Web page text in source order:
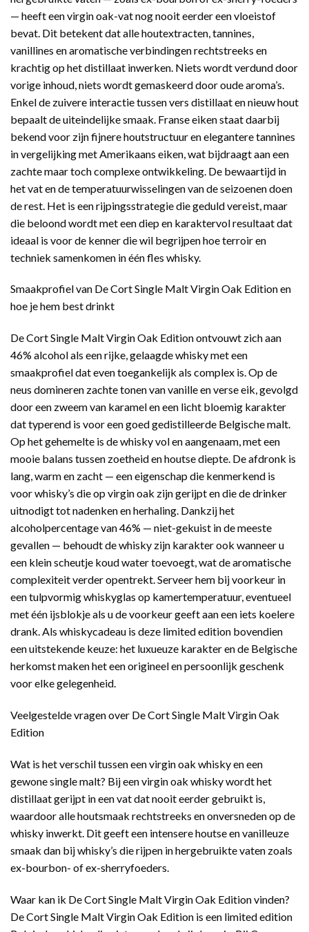
— heeft een virgin oak-vat nog nooit eerder een vloeistof
bevat. Dit betekent dat alle houtextracten, tannines,
vanillines en aromatische verbindingen rechtstreeks en
krachtig op het distillaat inwerken. Niets wordt verdund door
vorige inhoud, niets wordt gemaskeerd door oude aroma’s.
Enkel de zuivere interactie tussen vers distillaat en nieuw hout
bepaalt de uiteindelijke smaak. Franse eiken staat daarbij
bekend voor zijn fijnere houtstructuur en elegantere tannines
in vergelijking met Amerikaans eiken, wat bijdraagt aan een
zachte maar toch complexe ontwikkeling. De bewaartijd in
het vat en de temperatuurwisselingen van de seizoenen doen
de rest. Het is een rijpingsstrategie die geduld vereist, maar
die beloond wordt met een diep en karaktervol resultaat dat
ideaal is voor de kenner die wil begrijpen hoe terroir en
techniek samenkomen in één fles whisky.
Smaakprofiel van De Cort Single Malt Virgin Oak Edition en
hoe je hem best drinkt
De Cort Single Malt Virgin Oak Edition ontvouwt zich aan
46% alcohol als een rijke, gelaagde whisky met een
smaakprofiel dat even toegankelijk als complex is. Op de
neus domineren zachte tonen van vanille en verse eik, gevolgd
door een zweem van karamel en een licht bloemig karakter
dat typerend is voor een goed gedistilleerde Belgische malt.
Op het gehemelte is de whisky vol en aangenaam, met een
mooie balans tussen zoetheid en houtse diepte. De afdronk is
lang, warm en zacht — een eigenschap die kenmerkend is
voor whisky’s die op virgin oak zijn gerijpt en die de drinker
uitnodigt tot nadenken en herhaling. Dankzij het
alcoholpercentage van 46% — niet-gekuist in de meeste
gevallen — behoudt de whisky zijn karakter ook wanneer u
een klein scheutje koud water toevoegt, wat de aromatische
complexiteit verder opentrekt. Serveer hem bij voorkeur in
een tulpvormig whiskyglas op kamertemperatuur, eventueel
met één ijsblokje als u de voorkeur geeft aan een iets koelere
drank. Als whiskycadeau is deze limited edition bovendien
een uitstekende keuze: het luxueuze karakter en de Belgische
herkomst maken het een origineel en persoonlijk geschenk
voor elke gelegenheid.
Veelgestelde vragen over De Cort Single Malt Virgin Oak
Edition
Wat is het verschil tussen een virgin oak whisky en een
gewone single malt? Bij een virgin oak whisky wordt het
distillaat gerijpt in een vat dat nooit eerder gebruikt is,
waardoor alle houtsmaak rechtstreeks en onversneden op de
whisky inwerkt. Dit geeft een intensere houtse en vanilleuze
smaak dan bij whisky’s die rijpen in hergebruikte vaten zoals
ex-bourbon- of ex-sherryfoeders.
Waar kan ik De Cort Single Malt Virgin Oak Edition vinden?
De Cort Single Malt Virgin Oak Edition is een limited edition